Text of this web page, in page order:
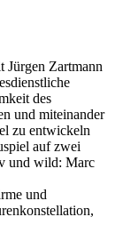
Jürgen Zartmann
des
und miteinander
zu entwickeln
auf zwei
und wild: Marc
und